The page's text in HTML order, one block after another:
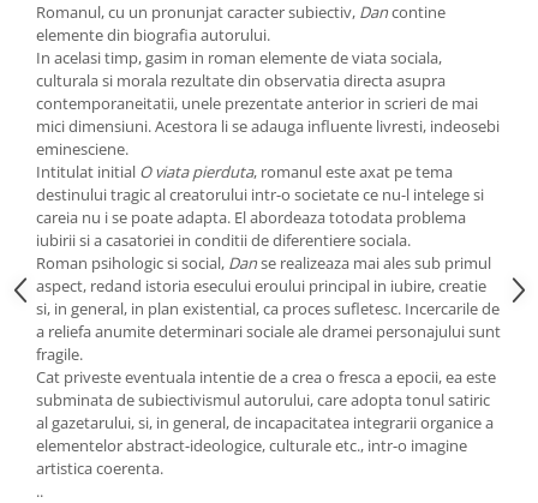
Romanul, cu un pronunjat caracter subiectiv, Dancontine
elemente din biografia autorului.
In acelasi timp, gasim in roman elemente de viata sociala,
culturala si morala rezultate din observatia directa asupra
contemporaneitatii, unele prezentate anterior in scrieri de mai
mici dimensiuni. Acestora li se adauga influente livresti, indeosebi
eminesciene.
Intitulat initial O viata pierduta, romanul este axat pe tema
destinului tragic al creatorului intr-o societate ce nu-l intelege si
careia nu i se poate adapta. El abordeaza totodata problema
iubirii si a casatoriei in conditii de diferentiere sociala.
Roman psihologic si social, Danse realizeaza mai ales sub primul
aspect, redand istoria esecului eroului principal in iubire, creatie
si, in general, in plan existential, ca proces sufletesc. Incercarile de
a reliefa anumite determinari sociale ale dramei personajului sunt
fragile.
Cat priveste eventuala intentie de a crea o fresca a epocii, ea este
subminata de subiectivismul autorului, care adopta tonul satiric
al gazetarului, si, in general, de incapacitatea integrarii organice a
elementelor abstract-ideologice, culturale etc., intr-o imagine
artistica coerenta.
..